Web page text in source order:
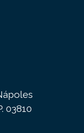
03810